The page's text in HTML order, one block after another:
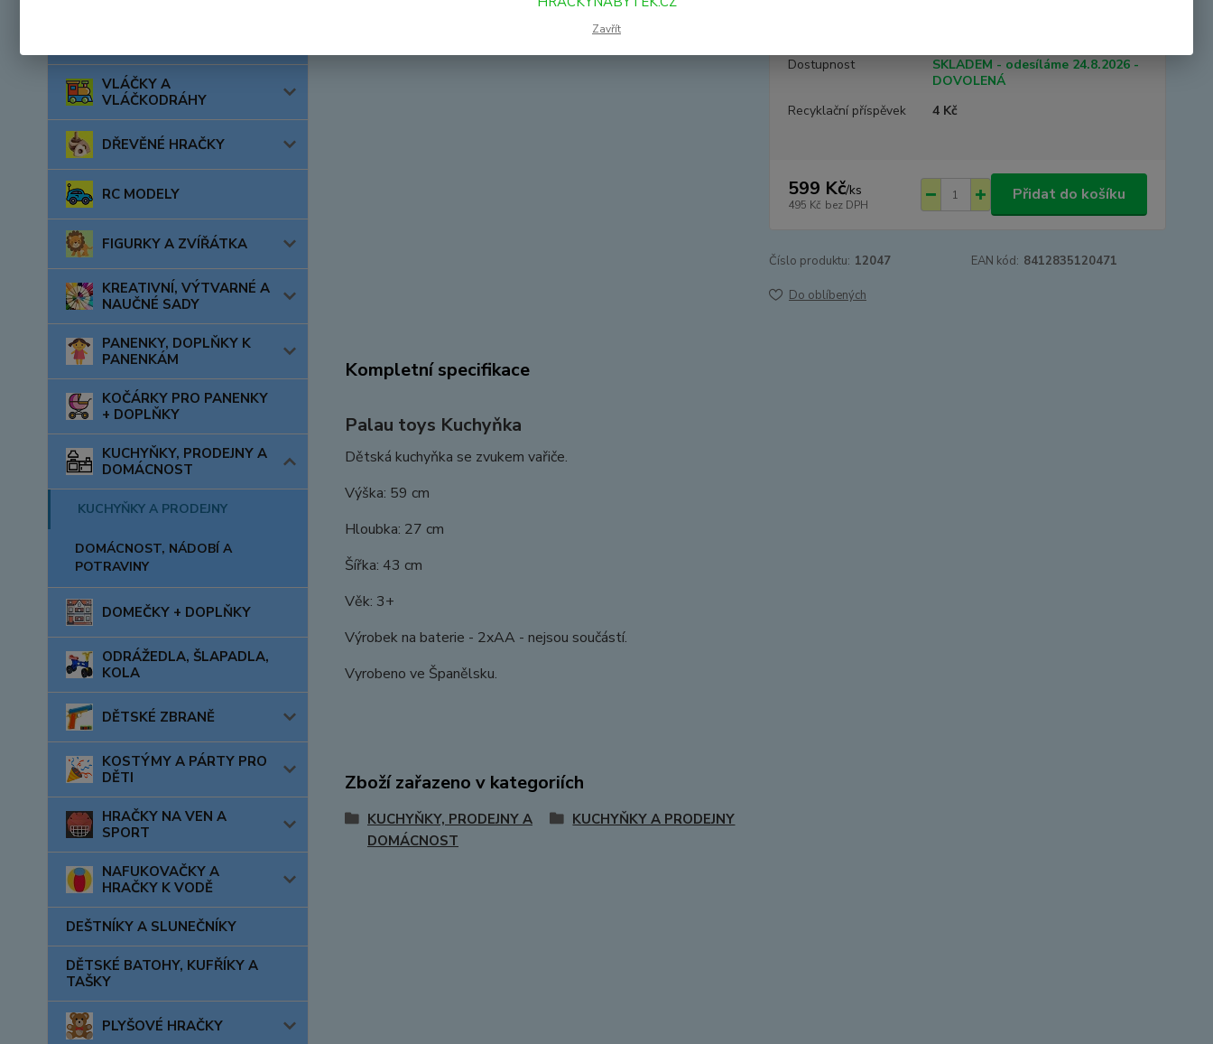
VLÁČKY A
VLÁČKODRÁHY
DŘEVĚNÉ HRAČKY
RC MODELY
FIGURKY A ZVÍŘÁTKA
KREATIVNÍ, VÝTVARNÉ A
NAUČNÉ SADY
PANENKY, DOPLŇKY K
PANENKÁM
KOČÁRKY PRO PANENKY
+ DOPLŇKY
KUCHYŇKY, PRODEJNY A
DOMÁCNOST
KUCHYŇKY A PRODEJNY
DOMÁCNOST, NÁDOBÍ A
POTRAVINY
DOMEČKY + DOPLŇKY
ODRÁŽEDLA, ŠLAPADLA,
KOLA
DĚTSKÉ ZBRANĚ
KOSTÝMY A PÁRTY PRO
DĚTI
HRAČKY NA VEN A
SPORT
NAFUKOVAČKY A
HRAČKY K VODĚ
DEŠTNÍKY A SLUNEČNÍKY
DĚTSKÉ BATOHY, KUFŘÍKY A
TAŠKY
PLYŠOVÉ HRAČKY
Dostupnost
SKLADEM - odesíláme 24.8.2026 -
DOVOLENÁ
Recyklační příspěvek
4 Kč
599 Kč/ks
495 Kč bez DPH
Přidat do košíku
Číslo produktu: 12047 EAN kód: 8412835120471
Do oblíbených
Kompletní specifikace
Palau toys Kuchyňka
Dětská kuchyňka se zvukem vařiče.
Výška: 59 cm
Hloubka: 27 cm
Šířka: 43 cm
Věk: 3+
Výrobek na baterie - 2xAA - nejsou součástí.
Vyrobeno ve Španělsku.
Zboží zařazeno v kategoriích
KUCHYŇKY, PRODEJNY A
DOMÁCNOST
KUCHYŇKY A PRODEJNY
Zavřít